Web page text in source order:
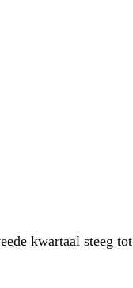
kwartaal steeg tot